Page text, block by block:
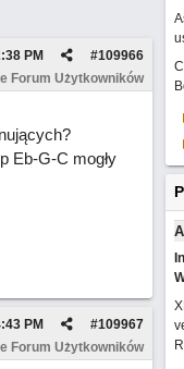
#109966
PM
Forum Użytkowników
Eb-G-C mogły
#109967
PM
Forum Użytkowników